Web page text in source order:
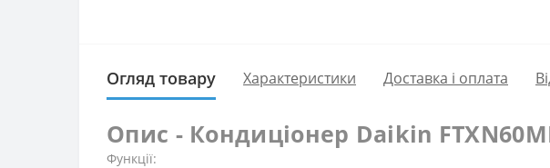
Огляд товару Характеристики Доставка і оплата
Опис - Кондиціонер Daikin
Функції: